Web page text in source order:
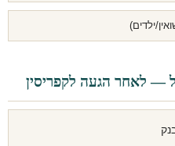
ילדים)
— לאחר הגעה לקפריסין